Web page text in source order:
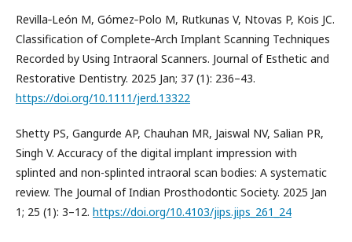
Revilla‐León M, Gómez‐Polo M, Rutkunas V, Ntovas P, Kois JC.
Classification of Complete‐Arch Implant Scanning Techniques
Recorded by Using Intraoral Scanners. Journal of Esthetic and
Restorative Dentistry. 2025 Jan; 37 (1): 236–43.
https://doi.org/10.1111/jerd.13322
Shetty PS, Gangurde AP, Chauhan MR, Jaiswal NV, Salian PR,
Singh V. Accuracy of the digital implant impression with
splinted and non-splinted intraoral scan bodies: A systematic
review. The Journal of Indian Prosthodontic Society. 2025 Jan
1; 25 (1): 3–12. https://doi.org/10.4103/jips.jips_261_24